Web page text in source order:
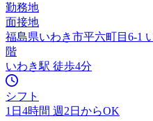
勤務地
面接地
福島県いわき市平六町目6-1
階
いわき駅 徒歩4分
シフト
1日4時間 週2日からOK